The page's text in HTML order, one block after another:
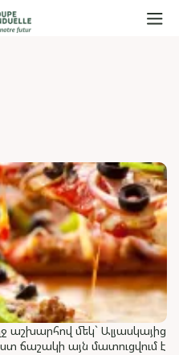
աշխարհով մեկ` Ալյասկայից
ճաշակի այն մատուցվում է